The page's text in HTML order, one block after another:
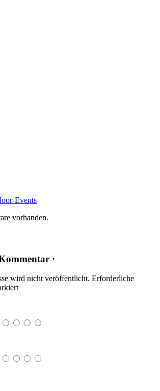
Events
vorhanden.
·
wird nicht veröffentlicht. Erforderliche